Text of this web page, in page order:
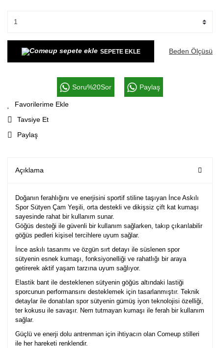
SEPETE EKLE Beden Ölçüsü
Soru%20Sor Paylaş
Tavsiye Et
Paylaş
Açıklama
Doğanın ferahlığını ve enerjisini sportif stiline taşıyan İnce Askılı
Spor Sütyen Çam Yeşili, orta destekli ve dikişsiz çift kat kumaşı
sayesinde rahat bir kullanım sunar.
Göğüs desteği ile güvenli bir kullanım sağlarken, takıp çıkarılabilir
göğüs pedleri kişisel tercihlere uyum sağlar.
İnce askılı tasarımı ve özgün sırt detayı ile süslenen spor
sütyenin esnek kumaşı, fonksiyonelliği ve rahatlığı bir araya
getirerek aktif yaşam tarzına uyum sağlıyor.
Elastik bant ile desteklenen sütyenin göğüs altındaki lastiği
sporcunun performansını desteklemek için tasarlanmıştır. Teknik
detaylar ile donatılan spor sütyenin gümüş iyon teknolojisi özelliği,
ter kokusu ile savaşır. Nem tutmayan kumaşı ile ferah bir kullanım
sağlar.
Güçlü ve enerji dolu antrenman için ihtiyacın olan Comeup stilleri
ile her hareketi renklendir.